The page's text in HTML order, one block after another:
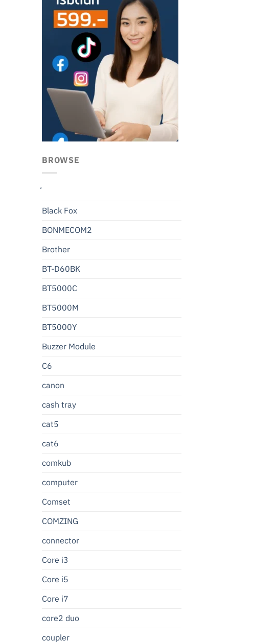
BROWSE
Black Fox
BONMECOM2
Brother
BT-D60BK
BT5000C
BT5000M
BT5000Y
Buzzer Module
C6
canon
cash tray
cat5
cat6
comkub
computer
Comset
COMZING
connector
Core i3
Core i5
Core i7
core2 duo
coupler